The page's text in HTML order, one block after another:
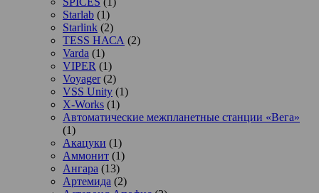
Starlab (1)
Starlink (2)
TESS НАСА (2)
Varda (1)
VIPER (1)
Voyager(2)
VSS Unity (1)
X-Works (1)
Автоматические межпланетные станции «Вега»
(1)
Акацуки (1)
Аммонит (1)
Ангара (13)
Артемида (2)